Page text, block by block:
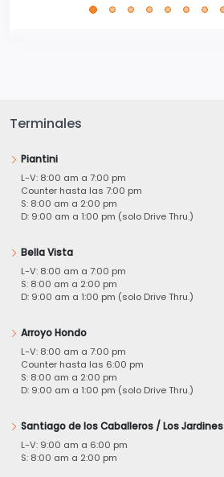
Terminales
Piantini
L-V: 8:00 am a 7:00 pm
Counter hasta las 7:00 pm
S: 8:00 am a 2:00 pm
D: 9:00 am a 1:00 pm (solo Drive Thru.)
Bella Vista
L-V: 8:00 am a 7:00 pm
S: 8:00 am a 2:00 pm
D: 9:00 am a 1:00 pm (solo Drive Thru.)
Arroyo Hondo
L-V: 8:00 am a 7:00 pm
Counter hasta las 6:00 pm
S: 8:00 am a 2:00 pm
D: 9:00 am a 1:00 pm (solo Drive Thru.)
Santiago de los Caballeros / Los Jardines
L-V: 9:00 am a 6:00 pm
S: 8:00 am a 2:00 pm